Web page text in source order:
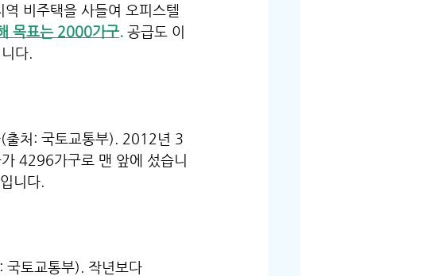
비주택을 사들여 오피스텔
목표는 2000가구. 공급도 이
다.
출처: 국토교통부). 2012년 3
4296가구로 맨 앞에 섰습니
니다.
토교통부). 작년보다